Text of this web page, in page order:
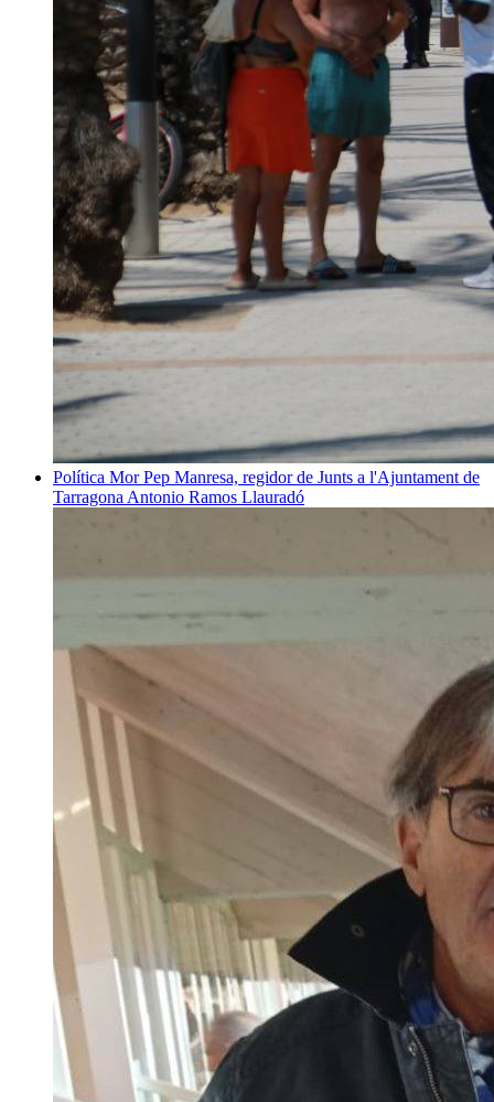
Política Mor Pep Manresa, regidor de Junts a l'Ajuntament de
Tarragona Antonio Ramos Llauradó